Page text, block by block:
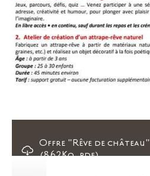
Offre "Rêve de château"
(862Ko, pdf)